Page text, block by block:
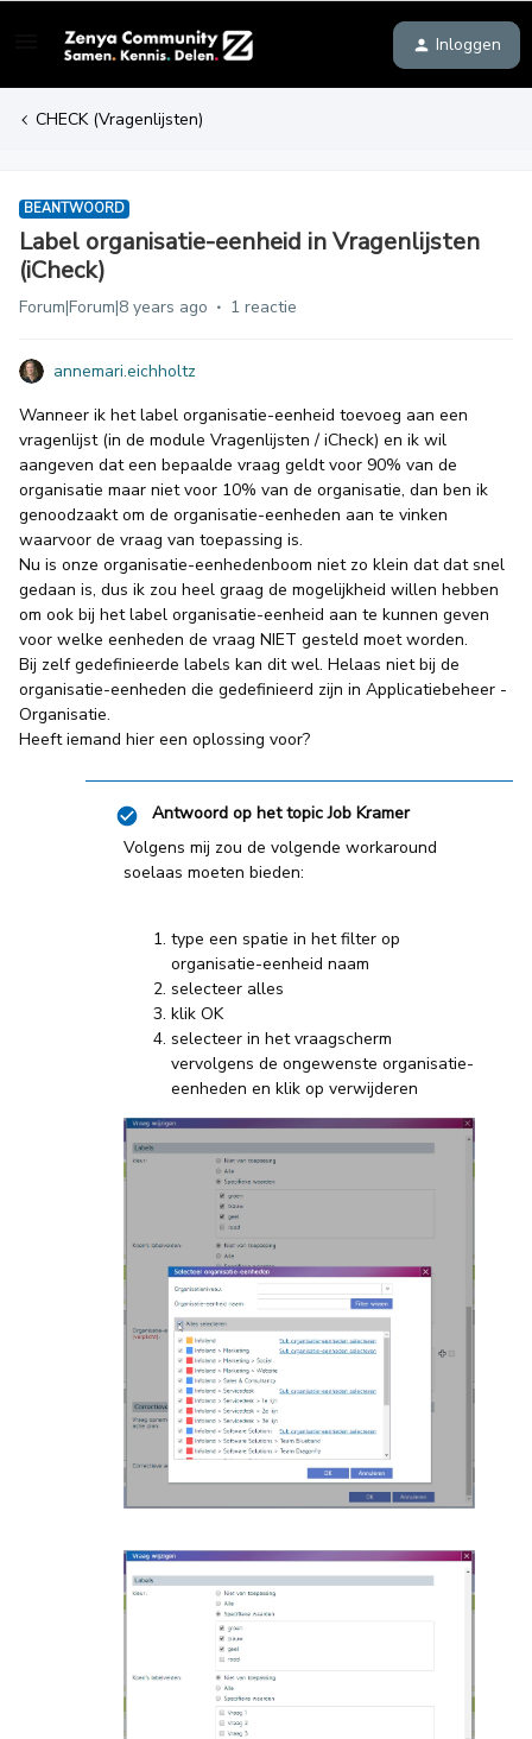
Inloggen
CHECK (Vragenlijsten)
BEANTWOORD
Label organisatie-eenheid in Vragenlijsten
(iCheck)
Forum|Forum|8 years ago 1 reactie
annemari.eichholtz
Wanneer ik het label organisatie-eenheid toevoeg aan een
vragenlijst (in de module Vragenlijsten / iCheck) en ik wil
aangeven dat een bepaalde vraag geldt voor 90% van de
organisatie maar niet voor 10% van de organisatie, dan ben ik
genoodzaakt om de organisatie-eenheden aan te vinken
waarvoor de vraag van toepassing is.
Nu is onze organisatie-eenhedenboom niet zo klein dat dat snel
gedaan is, dus ik zou heel graag de mogelijkheid willen hebben
om ook bij het label organisatie-eenheid aan te kunnen geven
voor welke eenheden de vraag NIET gesteld moet worden.
Bij zelf gedefinieerde labels kan dit wel. Helaas niet bij de
organisatie-eenheden die gedefinieerd zijn in Applicatiebeheer -
Organisatie.
Heeft iemand hier een oplossing voor?
Antwoord op het topicJob Kramer
Volgens mij zou de volgende workaround
soelaas moeten bieden:
type een spatie in het filter op
organisatie-eenheid naam
selecteer alles
klik OK
selecteer in het vraagscherm
vervolgens de ongewenste organisatie-
eenheden en klik op verwijderen